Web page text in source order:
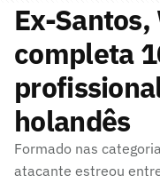
Ex-
completa
holandês
Formado nas
atacante estreou